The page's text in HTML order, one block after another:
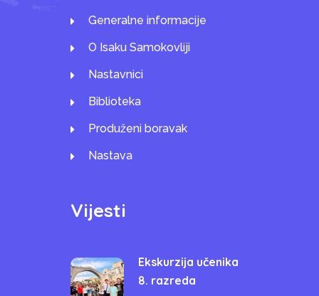
Generalne informacije
O Isaku Samokovliji
Nastavnici
Biblioteka
Produženi boravak
Nastava
Vijesti
Ekskurzija učenika
8. razreda